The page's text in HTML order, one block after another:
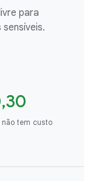
para
não tem custo